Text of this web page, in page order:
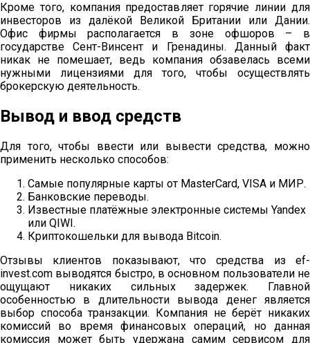
Кроме того, компания предоставляет горячие линии для
инвесторов из далёкой Великой Британии или Дании.
Офис фирмы располагается в зоне офшоров – в
государстве Сент-Винсент и Гренадины. Данный факт
никак не помешает, ведь компания обзавелась всеми
нужными лицензиями для того, чтобы осуществлять
брокерскую деятельность.
Вывод и ввод средств
Для того, чтобы ввести или вывести средства, можно
применить несколько способов:
Самые популярные карты от MasterCard, VISA и МИР.
Банковские переводы.
Известные платёжные электронные системы Yandex
или QIWI.
Криптокошельки для вывода Bitcoin.
Отзывы клиентов показывают, что средства из ef-
invest.com выводятся быстро, в основном пользователи не
ощущают никаких сильных задержек. Главной
особенностью в длительности вывода денег является
выбор способа транзакции. Компания не берёт никаких
комиссий во время финансовых операций, но данная
комиссия может быть удержана самим сервисом для